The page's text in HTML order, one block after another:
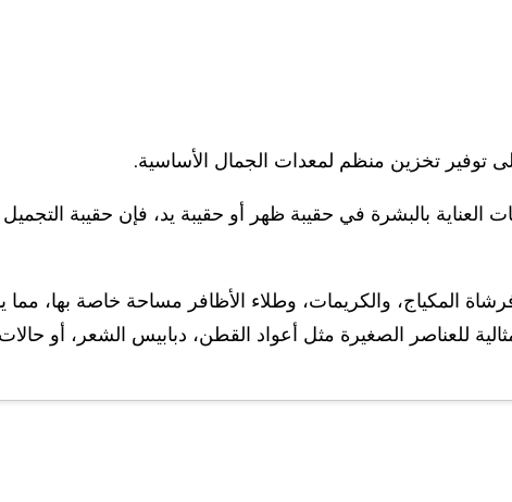
توفير تخزين منظم لمعدات الجمال الأساسية.
بالبشرة في حقيبة ظهر أو حقيبة يد، فإن حقيبة
المكياج، والكريمات، وطلاء الأظافر مساحة خاصة بها، مما
للعناصر الصغيرة مثل أعواد القطن، دبابيس الشعر، أو
مرتبة ومنظمة.